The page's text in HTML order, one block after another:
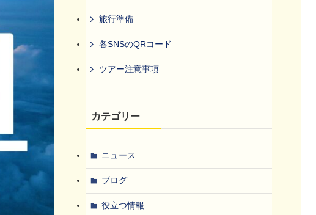
旅行準備
各SNSのQRコード
ツアー注意事項
カテゴリー
ニュース
ブログ
役立つ情報